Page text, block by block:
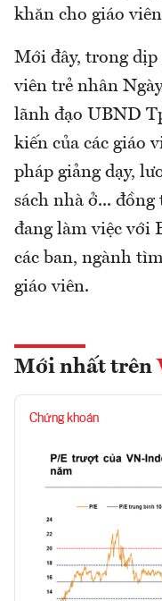
khăn cho giáo
Mới đây, trong dịp
viên trẻ nhân
lãnh đạo UBND
kiến của các giáo
pháp giảng dạy,
sách nhà ở...
đang làm việc với
các ban, ngành
giáo viên.
Mới nhất trên
Chứng khoán